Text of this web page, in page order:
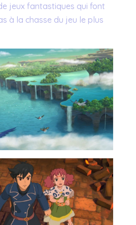
jeux fantastiques qui font
à la chasse du jeu le plus